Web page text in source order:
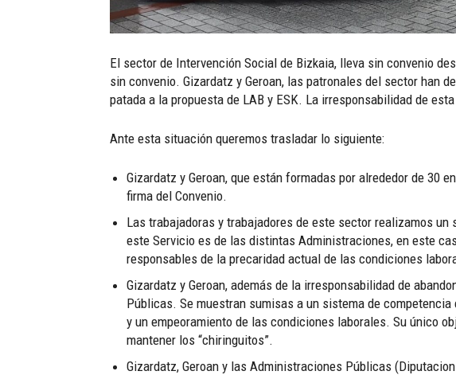
El sector de Intervención Social de Bizkaia, lleva sin convenio
sin convenio. Gizardatz y Geroan, las patronales del sector han
patada a la propuesta de LAB y ESK. La irresponsabilidad de
Ante esta situación queremos trasladar lo siguiente:
Gizardatz y Geroan, que están formadas por alrededor de 30
firma del Convenio.
Las trabajadoras y trabajadores de este sector realizamos
este Servicio es de las distintas Administraciones, en este
responsables de la precaridad actual de las condiciones
Gizardatz y Geroan, además de la irresponsabilidad de
Públicas. Se muestran sumisas a un sistema de
y un empeoramiento de las condiciones laborales. Su único
mantener los “chiringuitos”.
Gizardatz, Geroan y las Administraciones Públicas